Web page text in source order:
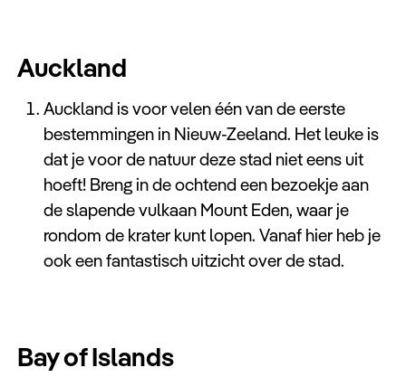
Auckland
Auckland is voor velen één van de eerste
bestemmingen in Nieuw-Zeeland. Het leuke is
dat je voor de natuur deze stad niet eens uit
hoeft! Breng in de ochtend een bezoekje aan
de slapende vulkaan Mount Eden, waar je
rondom de krater kunt lopen. Vanaf hier heb je
ook een fantastisch uitzicht over de stad.
Bay of Islands